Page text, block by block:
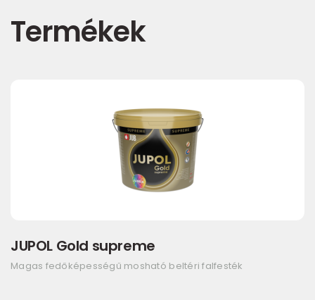
Termékek
JUPOL Gold supreme
Magas fedőképességű mosható beltéri falfesték